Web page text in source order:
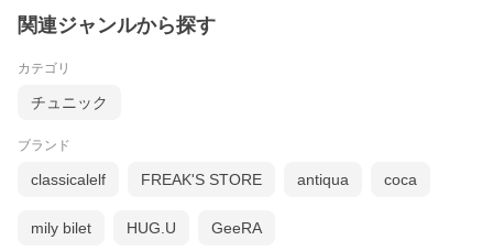
【LibertyPrintのタナローン生地】
「タナローン」とは、非常に細い糸で編まれた上質な綿を使用し
材です。
シルクの光沢や肌触りをコットンで実現するためにリバティが独
長い、超長綿といわれる種類が使われているので、薄くて軽く、
関連ジャンルから探す
カテゴリ
チュニック
ブランド
classicalelf FREAK'S STORE antiqua coca
mily bilet HUG.U GeeRA